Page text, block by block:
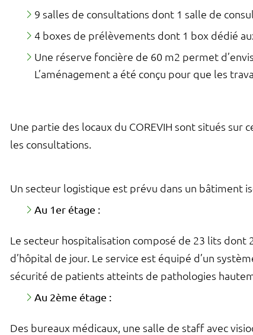
9 salles de consultations dont 1 salle de
4 boxes de prélèvements dont 1 box dédié
Une réserve foncière de 60 m2 permet
L’aménagement a été conçu pour que les
Une partie des locaux du COREVIH sont situés sur
les consultations.
Un secteur logistique est prévu dans un bâtiment
Au 1er étage :
Le secteur hospitalisation composé de 23 lits dont
d’hôpital de jour. Le service est équipé d’un
sécurité de patients atteints de pathologies
Au 2ème étage :
Des bureaux médicaux, une salle de staff avec